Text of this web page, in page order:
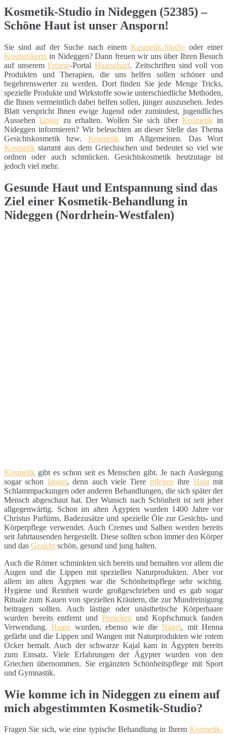
Kosmetik-Studio in Nideggen (52385) –
Schöne Haut ist unser Ansporn!
Sie sind auf der Suche nach einem Kosmetik-Studiooder einer
Kosmetikerin in Nideggen? Dann freuen wir uns über Ihren Besuch
auf unseremFriseur-PortalHaarscharf. Zeitschriften sind voll von
Produkten und Therapien, die uns helfen sollen schöner und
begehrenswerter zu werden. Dort finden Sie jede Menge Tricks,
spezielle Produkte und Wirkstoffe sowie unterschiedliche Methoden,
die Ihnen vermeintlich dabei helfen sollen, jünger auszusehen. Jedes
Blatt verspricht Ihnen ewige Jugend oder zumindest, jugendliches
Aussehen längerzu erhalten. Wollen Sie sich überKosmetik in
Nideggen informieren? Wir beleuchten an dieser Stelle das Thema
Gesichtskosmetik bzw. Kosmetikim Allgemeinen. Das Wort
Kosmetik stammt aus dem Griechischen und bedeutet so viel wie
ordnen oder auch schmücken. Gesichtskosmetik heutzutage ist
jedoch viel mehr.
Gesunde Haut und Entspannung sind das
Ziel einer Kosmetik-Behandlung in
Nideggen (Nordrhein-Westfalen)
Kosmetik gibt es schon seit es Menschen gibt. Je nach Auslegung
sogar schon länger, denn auch viele Tiere pflegen ihre Hautmit
Schlammpackungen oder anderen Behandlungen, die sich später der
Mensch abgeschaut hat. Der Wunsch nach Schönheit ist seit jeher
allgegenwärtig. Schon im alten Ägypten wurden 1400 Jahre vor
Christus Parfüms, Badezusätze und spezielle Öle zur Gesichts- und
Körperpflege verwendet. Auch Cremes und Salben werden bereits
seit Jahrtausenden hergestellt. Diese sollten schon immer den Körper
und das Gesicht schön, gesund und jung halten.
Auch die Römer schminkten sich bereits und bemalten vor allem die
Augen und die Lippen mit speziellen Naturprodukten. Aber vor
allem im alten Ägypten war die Schönheitspflege sehr wichtig.
Hygiene und Reinheit wurde großgeschrieben und es gab sogar
Rituale zum Kauen von speziellen Kräutern, die zur Mundreinigung
beitragen sollten. Auch lästige oder unästhetische Körperhaare
wurden bereits entfernt und Perücken und Kopfschmuck fanden
Verwendung.Haare wurden, ebenso wie dieNägel, mit Henna
gefärbt und die Lippen und Wangen mit Naturprodukten wie rotem
Ocker bemalt. Auch der schwarze Kajal kam in Ägypten bereits
zum Einsatz. Viele Erfahrungen der Ägypter wurden von den
Griechen übernommen. Sie ergänzten Schönheitspflege mit Sport
und Gymnastik.
Wie komme ich in Nideggen zu einem auf
mich abgestimmten Kosmetik-Studio?
Fragen Sie sich, wie eine typische Behandlung in Ihrem Kosmetik-